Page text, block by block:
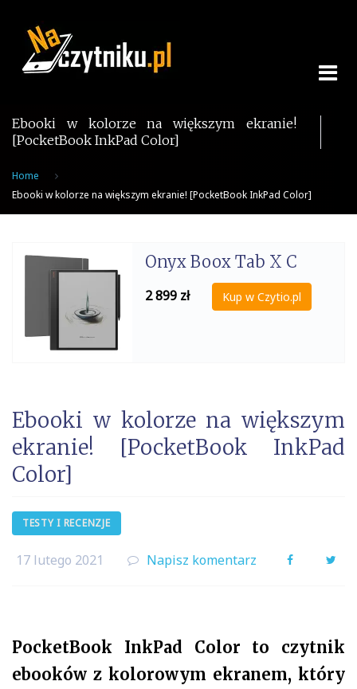
content
Ebooki w kolorze na większym ekranie!
[PocketBook InkPad Color]
Home
Ebooki w kolorze na większym ekranie! [PocketBook InkPad Color]
Onyx Boox Tab X C
2 899 zł Kup w Czytio.pl
Ebooki w kolorze na większym
ekranie! [PocketBook InkPad
Color]
TESTY I RECENZJE
17 lutego 2021 Napisz komentarz Facebook
PocketBook InkPad Color to czytnik
ebooków z kolorowym ekranem, który